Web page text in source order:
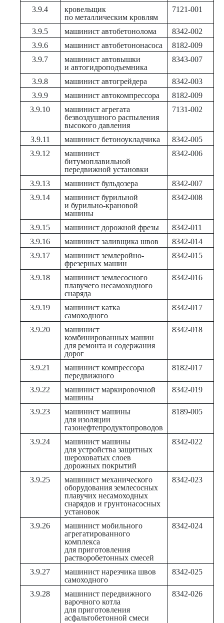
3.9.4
кровельщик
по металлическим кровлям
7121-001
3.9.5 машинист автобетонолома
8342-002
3.9.6
машинист автобетононасоса
8182-009
3.9.7
машинист автовышки
и автогидроподъемника
8343-007
3.9.8 машинист автогрейдера
8342-003
3.9.9
машинист автокомпрессора
8182-009
3.9.10
машинист агрегата
безвоздушного распыления
высокого давления
7131-002
3.9.11 машинист бетоноукладчика
8342-005
3.9.12
машинист
битумоплавильной
передвижной установки
8342-006
3.9.13 машинист бульдозера
8342-007
3.9.14
машинист бурильной
и бурильно-крановой
машины
8342-008
3.9.15 машинист дорожной фрезы
8342-011
3.9.16
машинист заливщика швов
8342-014
3.9.17
машинист землеройно-
фрезерных машин
8342-015
3.9.18
машинист землесосного
плавучего несамоходного
снаряда
8342-016
3.9.19
машинист катка
самоходного
8342-017
3.9.20
машинист
комбинированных машин
для ремонта и содержания
дорог
8342-018
3.9.21
машинист компрессора
передвижного
8182-017
3.9.22
машинист маркировочной
машины
8342-019
3.9.23
машинист машины
для изоляции
газонефтепродуктопроводов
8189-005
3.9.24
машинист машины
для устройства защитных
шероховатых слоев
дорожных покрытий
8342-022
3.9.25
машинист механического
оборудования землесосных
плавучих несамоходных
снарядов и грунтонасосных
установок
8342-023
3.9.26
машинист мобильного
агрегатированного
комплекса
для приготовления
растворобетонных смесей
8342-024
3.9.27
машинист нарезчика швов
самоходного
8342-025
3.9.28
машинист передвижного
варочного котла
для приготовления
асфальтобетонной смеси
8342-026